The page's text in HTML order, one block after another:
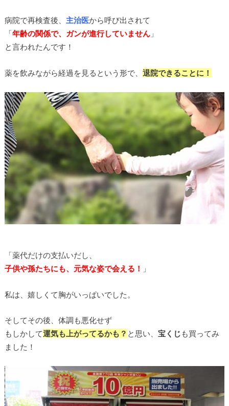
病院で再検査後、 主治医から呼び出されて
「年齢の関係で、ガンが進行していません」
と言われたんです！
薬を飲みながら経過を見るという形で、 退院できることに！
「薬代だけの支払いだし、
子供や孫たちにも、元気な姿で会える！
」
私は、嬉しくて胸がいっぱいでした。
そしてその後、体調も悪化せず
もしかして運気も上がってるかも？ と思い、 宝くじ も買ってみ
ました！